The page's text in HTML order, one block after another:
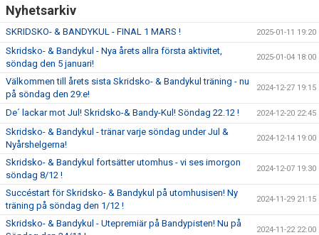
Nyhetsarkiv
SKRIDSKO- & BANDYKUL - FINAL 1 MARS ! 2025-01-11 19:20
Skridsko- & Bandykul - Nya årets allra första aktivitet,
söndag den 5 januari!
2025-01-04 18:00
Välkommen till årets sista Skridsko- & Bandykul träning - nu
på söndag den 29:e!
2024-12-27 19:15
De´ lackar mot Jul! Skridsko-& Bandy-Kul! Söndag 22.12 ! 2024-12-20 22:45
Skridsko- & Bandykul - tränar varje söndag under Jul &
Nyårshelgerna!
2024-12-14 19:00
Skridsko- & Bandykul fortsätter utomhus - vi ses imorgon
söndag 8/12 !
2024-12-07 19:30
Succéstart för Skridsko- & Bandykul på utomhusisen! Ny
träning på söndag den 1/12 !
2024-11-29 21:15
Skridsko- & Bandykul - Utepremiär på Bandypisten! Nu på
2024-11-22 22:00